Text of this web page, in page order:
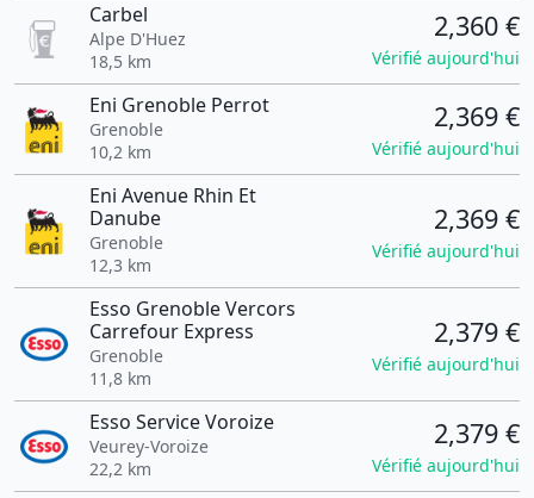
Carbel
Alpe D'Huez
18,5 km
2,360 €
Vérifié aujourd'hui
Eni Grenoble Perrot
Grenoble
10,2 km
2,369 €
Vérifié aujourd'hui
Eni Avenue Rhin Et
Danube
Grenoble
12,3 km
2,369 €
Vérifié aujourd'hui
Esso Grenoble Vercors
Carrefour Express
Grenoble
11,8 km
2,379 €
Vérifié aujourd'hui
Esso Service Voroize
Veurey-Voroize
22,2 km
2,379 €
Vérifié aujourd'hui